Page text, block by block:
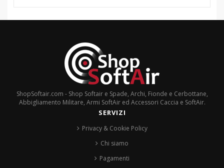
ShopSoftair.com - Shop Softair e Spade, Archi, Fionde e Cerbottane,
Abbigliamento Militare, Armi SoftAir ed Accessori Caccia e SoftAir.
SERVIZI
Privacy & Cookie Policy
Chi siamo
Pagamenti